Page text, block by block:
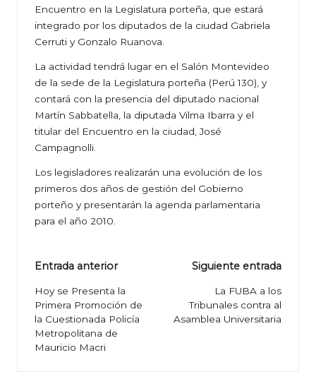
Encuentro en la Legislatura porteña, que estará
integrado por los diputados de la ciudad Gabriela
Cerruti y Gonzalo Ruanova.
La actividad tendrá lugar en el Salón Montevideo
de la sede de la Legislatura porteña (Perú 130), y
contará con la presencia del diputado nacional
Martín Sabbatella, la diputada Vilma Ibarra y el
titular del Encuentro en la ciudad, José
Campagnolli.
Los legisladores realizarán una evolución de los
primeros dos años de gestión del Gobierno
porteño y presentarán la agenda parlamentaria
para el año 2010.
Navegación
de
entradas
Entrada anterior
Hoy se Presenta la
Primera Promoción de
la Cuestionada Policía
Metropolitana de
Mauricio Macri
Siguiente entrada
La FUBA a los
Tribunales contra al
Asamblea Universitaria